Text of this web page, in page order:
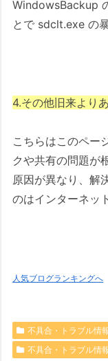
WindowsBackup
とで sdclt.exe の
4.その他旧来より
こちらはこのペー
クや共有の問題が
原因が異なり、解
のはインターネッ
人気ブログランキングへ
不具合・トラブル情
不具合・トラブル情